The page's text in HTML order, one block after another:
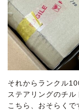
それからランクル
ステアリングのチル
こちら、おそらく